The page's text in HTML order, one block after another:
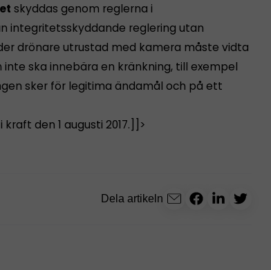
skyddas genom reglerna i
integritetsskyddande reglering utan
drönare utrustad med kamera måste vidta
ska innebära en kränkning, till exempel
sker för legitima ändamål och på ett
kraft den 1 augusti 2017.]]>
Dela artikeln